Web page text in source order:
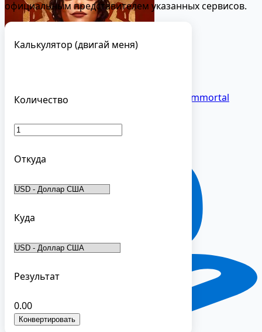
Diablo Immortal
официальным представителем указанных сервисов.
Калькулятор (двигай меня)
Количество
Откуда
Куда
Результат
0.00
Конвертировать